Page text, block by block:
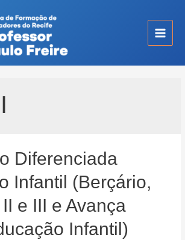
Main
Diferenciada
Infantil (Berçário,
e III e Avança
Infantil)